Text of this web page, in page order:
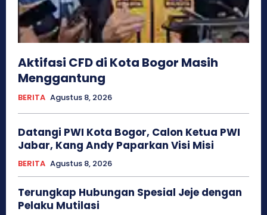
Aktifasi CFD di Kota Bogor Masih
Menggantung
BERITA Agustus 8, 2026
Datangi PWI Kota Bogor, Calon Ketua PWI
Jabar, Kang Andy Paparkan Visi Misi
BERITA Agustus 8, 2026
Terungkap Hubungan Spesial Jeje dengan
Pelaku Mutilasi